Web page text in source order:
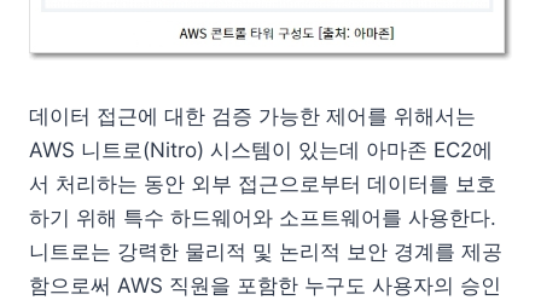
데이터 접근에 대한 검증 가능한 제어를 위해서는
AWS 니트로(Nitro) 시스템이 있는데 아마존 EC2에
서 처리하는 동안 외부 접근으로부터 데이터를 보호
하기 위해 특수 하드웨어와 소프트웨어를 사용한다.
니트로는 강력한 물리적 및 논리적 보안 경계를 제공
함으로써 AWS 직원을 포함한 누구도 사용자의 승인